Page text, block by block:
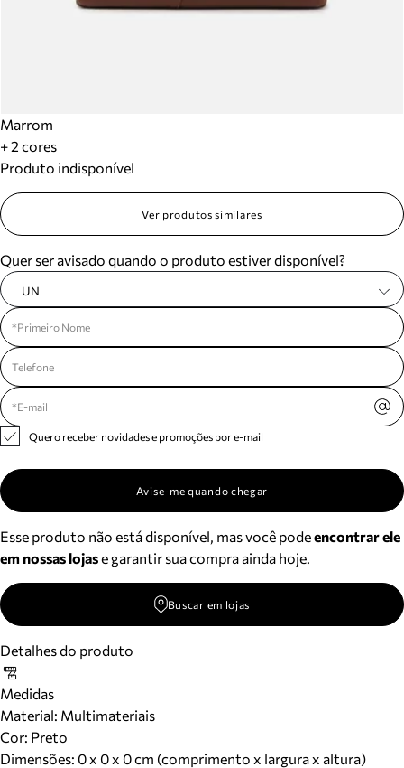
Marrom
+ 2 cores
Produto indisponível
Ver produtos similares
Quer ser avisado quando o produto estiver disponível?
UN
Quero receber novidades e promoções por e-mail
Avise-me quando chegar
Esse produto não está disponível, mas você podeencontrar ele
em nossas lojase garantir sua compra ainda hoje.
Buscar em lojas
Detalhes do produto
Medidas
Material: Multimateriais
Cor: Preto
Dimensões: 0 x 0 x 0 cm (comprimento x largura x altura)